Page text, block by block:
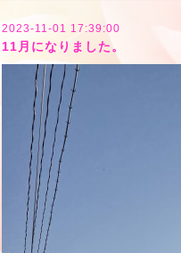
2023-11-01 17:39:00
11月になりました。